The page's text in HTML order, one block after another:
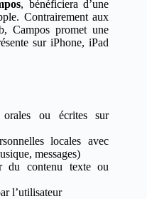
, bénéficiera d’une
Contrairement aux
Campos promet une
sur iPhone, iPad
orales ou écrites sur
locales avec
messages)
du contenu texte ou
l’utilisateur